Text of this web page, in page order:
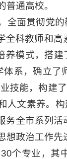
通高校。
面贯彻党
科教师和
模式，搭
系，确立
能，构建
文素养。
全市系列
政治工作先
个专业，